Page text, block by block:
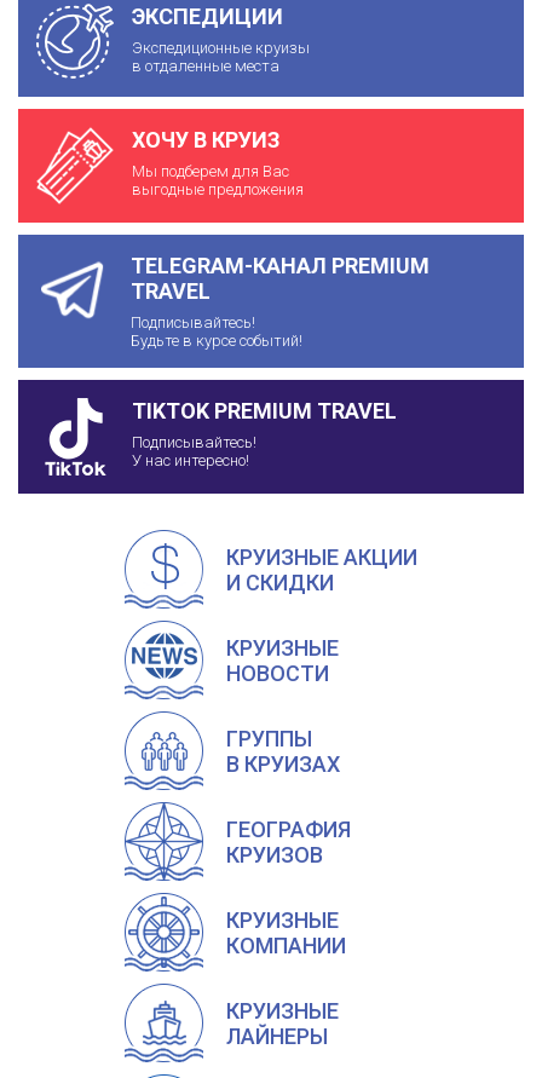
ЭКСПЕДИЦИИ
Экспедиционные круизы
в отдаленные места
ХОЧУ В КРУИЗ
Мы подберем для Вас
выгодные предложения
TELEGRAM-КАНАЛ PREMIUM
TRAVEL
Подписывайтесь!
Будьте в курсе событий!
TIKTOK PREMIUM TRAVEL
Подписывайтесь!
У нас интересно!
КРУИЗНЫЕ АКЦИИ
И СКИДКИ
КРУИЗНЫЕ
НОВОСТИ
ГРУППЫ
В КРУИЗАХ
ГЕОГРАФИЯ
КРУИЗОВ
КРУИЗНЫЕ
КОМПАНИИ
КРУИЗНЫЕ
ЛАЙНЕРЫ